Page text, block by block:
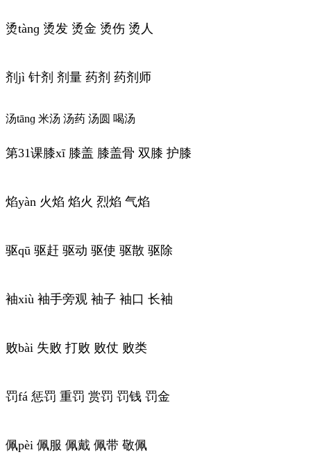
烫tànɡ 烫发 烫金 烫伤 烫人
剂jì 针剂 剂量 药剂 药剂师
汤tānɡ 米汤 汤药 汤圆 喝汤
第31课膝xī 膝盖 膝盖骨 双膝 护膝
焰yàn 火焰 焰火 烈焰 气焰
驱qū 驱赶 驱动 驱使 驱散 驱除
袖xiù 袖手旁观 袖子 袖口 长袖
败bài 失败 打败 败仗 败类
罚fá 惩罚 重罚 赏罚 罚钱 罚金
佩pèi 佩服 佩戴 佩带 敬佩